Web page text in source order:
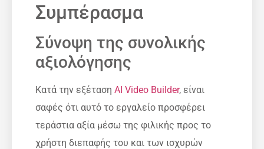
Συμπέρασμα
Σύνοψη της συνολικής
αξιολόγησης
Κατά την εξέταση AI Video Builder, είναι
σαφές ότι αυτό το εργαλείο προσφέρει
τεράστια αξία μέσω της φιλικής προς το
χρήστη διεπαφής του και των ισχυρών